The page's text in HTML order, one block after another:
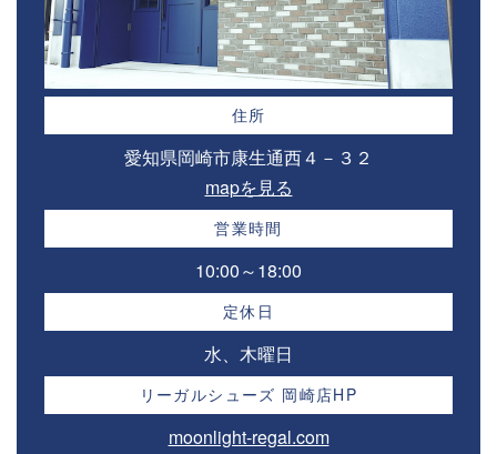
住所
愛知県岡崎市康生通西４－３２⁣
mapを見る
営業時間
10:00～18:00⁣
定休日
水、木曜日
リーガルシューズ 岡崎店HP
moonlight-regal.com